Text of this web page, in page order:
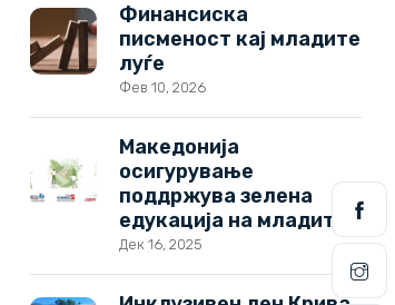
Финансиска
писменост кај младите
луѓе
Фев 10, 2026
Македонија
осигурување
поддржува зелена
едукација на младите
Дек 16, 2025